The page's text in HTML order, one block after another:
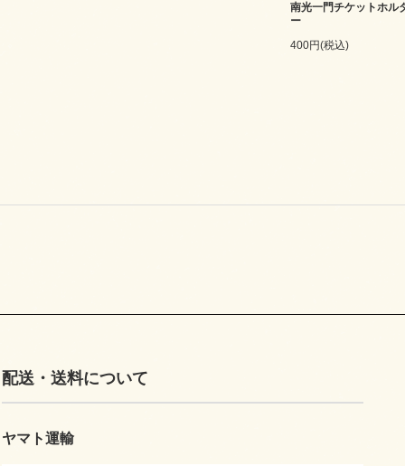
南光一門チケットホル
ー
400円(税込)
配送・送料について
ヤマト運輸